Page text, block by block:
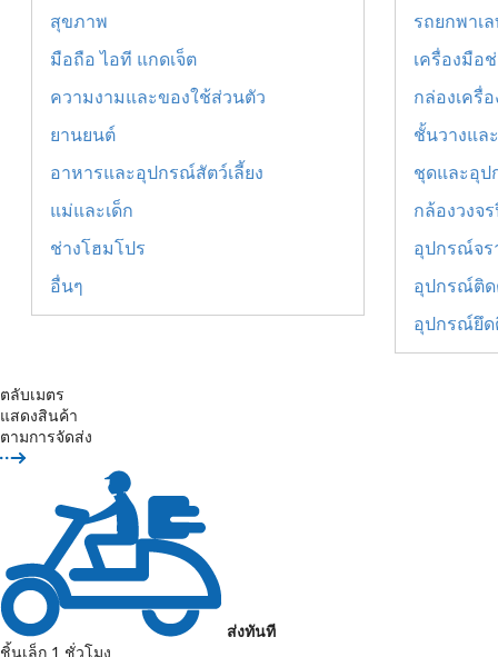
สุขภาพ
มือถือ ไอที แกดเจ็ต
ความงามและของใช้ส่วนตัว
ยานยนต์
อาหารและอุปกรณ์สัตว์เลี้ยง
แม่และเด็ก
ช่างโฮมโปร
อื่นๆ
รถยกพาเ
เครื่องมือ
กล่องเครื่
ชั้นวางแล
ชุดและอุป
กล้องวงจ
อุปกรณ์จร
อุปกรณ์ติด
อุปกรณ์ยึด
ตลับเมตร
แสดงสินค้า
ตามการจัดส่ง
ส่งทันที
ชิ้นเล็ก 1 ชั่วโมง